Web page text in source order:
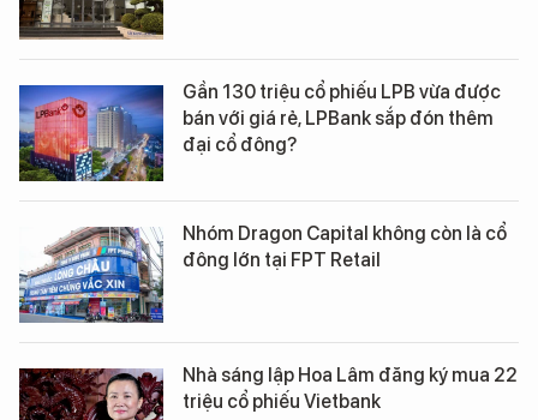
Gần 130 triệu cổ phiếu LPB vừa được
bán với giá rẻ, LPBank sắp đón thêm
đại cổ đông?
Nhóm Dragon Capital không còn là cổ
đông lớn tại FPT Retail
Nhà sáng lập Hoa Lâm đăng ký mua 22
triệu cổ phiếu Vietbank